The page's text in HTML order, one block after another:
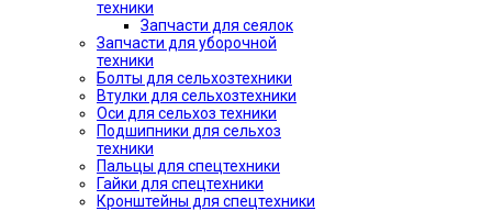
техники
Запчасти для сеялок
Запчасти для уборочной
техники
Болты для сельхозтехники
Втулки для сельхозтехники
Оси для сельхоз техники
Подшипники для сельхоз
техники
Пальцы для спецтехники
Гайки для спецтехники
Кронштейны для спецтехники